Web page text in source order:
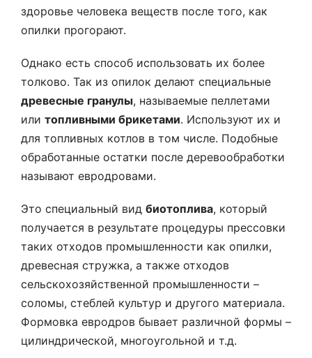
здоровье человека веществ после того, как
опилки прогорают.
Однако есть способ использовать их более
толково. Так из опилок делают специальные
древесные гранулы, называемые пеллетами
или топливными брикетами. Используют их и
для топливных котлов в том числе. Подобные
обработанные остатки после деревообработки
называют евродровами.
Это специальный вид биотоплива, который
получается в результате процедуры прессовки
таких отходов промышленности как опилки,
древесная стружка, а также отходов
сельскохозяйственной промышленности –
соломы, стеблей культур и другого материала.
Формовка евродров бывает различной формы –
цилиндрической, многоугольной и т.д.